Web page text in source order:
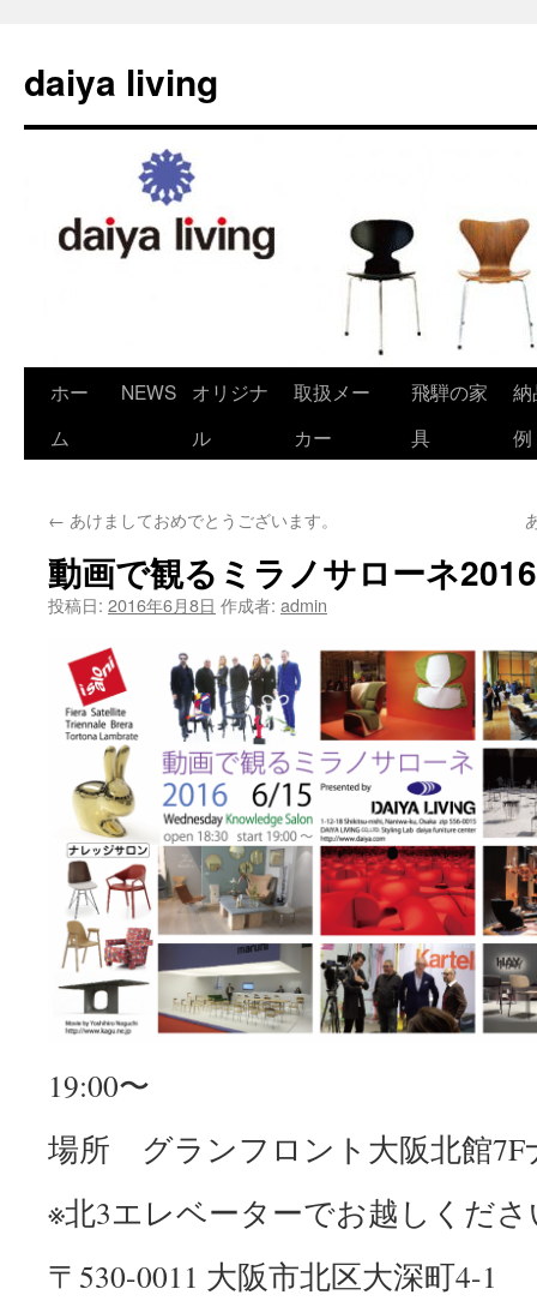
daiya living
コ
ン
ツ
へ
ホー
ム
NEWS
オリジナ
ル
取扱メー
カー
飛騨の家
具
納
例
← あけましておめでとうございます。
動画で観るミラノサローネ2016
投稿日: 2016年6月8日 作成者: admin
19:00〜
場所 グランフロント大阪北館7F
※北3エレベーターでお越しくだ
〒530-0011 大阪市北区大深町4-1